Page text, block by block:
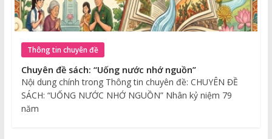
Thông tin chuyên đề
Chuyên đề sách: “Uống nước nhớ nguồn”
Nội dung chính trong Thông tin chuyên đề: CHUYÊN ĐỀ
SÁCH: “UỐNG NƯỚC NHỚ NGUỒN” Nhân kỷ niệm 79
năm